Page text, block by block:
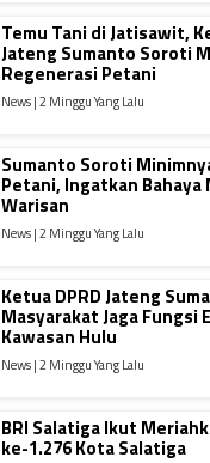
Temu Tani di Jatisawit,
Jateng Sumanto Soroti
Regenerasi Petani
News | 2 Minggu Yang Lalu
Sumanto Soroti
Petani, Ingatkan Bahaya
Warisan
News | 2 Minggu Yang Lalu
Ketua DPRD Jateng
Masyarakat Jaga Fungsi
Kawasan Hulu
News | 2 Minggu Yang Lalu
BRI Salatiga Ikut
ke-1.276 Kota Salatiga